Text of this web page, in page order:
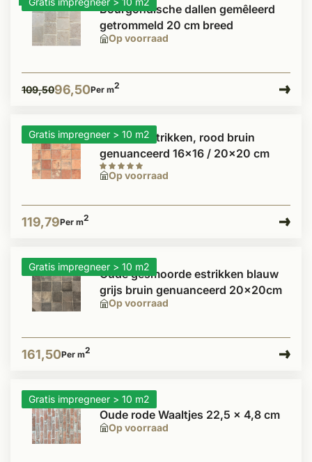
Op voorraad
Bourgondische dallen gemêleerd
getrommeld 20 cm breed
109,5096,50Per m2
Gratis impregneer > 10 m2
Op voorraad
Antieke estrikken, rood bruin
genuanceerd 16x16 / 20x20 cm
119,79Per m2
Gratis impregneer > 10 m2
Op voorraad
Oude gesmoorde estrikken blauw
grijs bruin genuanceerd 20x20cm
161,50Per m2
Gratis impregneer > 10 m2
Op voorraad
Oude rode Waaltjes 22,5 x 4,8 cm